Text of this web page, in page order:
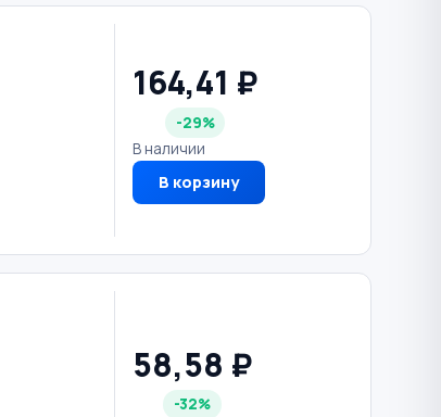
164,41 ₽
-29%
В наличии
В корзину
58,58 ₽
-32%